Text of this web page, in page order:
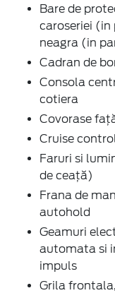
Bare de
caroseriei (in
neagra (in
Cadran de
Consola
cotiera
Covorase
Cruise
Faruri si
de ceață)
Frana de
autohold
Geamuri
automata si
impuls
Grila